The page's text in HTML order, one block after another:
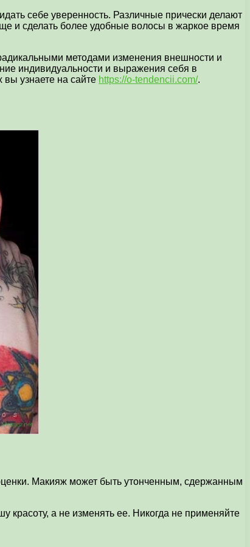
себе уверенность. Различные прически делают
и сделать более удобные волосы в жаркое время
методами изменения внешности и
индивидуальности и выражения себя в
узнаете на сайте https://o-tendencii.com/.
Макияж может быть утонченным, сдержанным
красоту, а не изменять ее. Никогда не применяйте